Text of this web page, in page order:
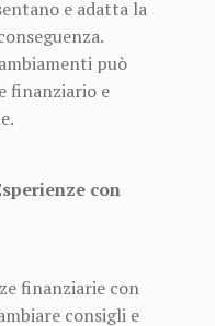
e adatta la
può
finanziario e
con
finanziarie con
consigli e